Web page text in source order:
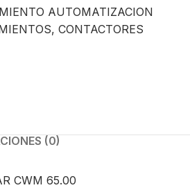
AUTOMATIZACION
, CONTACTORES
(0)
CWM 65.00